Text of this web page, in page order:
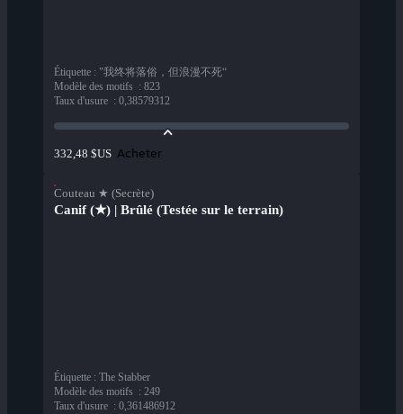
Étiquette : "我终将落俗，但浪漫不死“
Modèle des motifs : 823
Taux d'usure : 0,38579312
332,48 $US Acheter
Couteau ★ (Secrète)
Canif (★) | Brûlé (Testée sur le terrain)
Étiquette : The Stabber
Modèle des motifs : 249
Taux d'usure : 0,361486912